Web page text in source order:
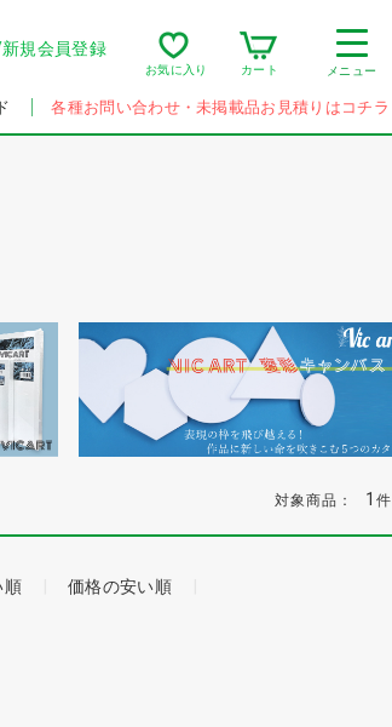
規会員登録
お気に入り カート メニュー
各種お問い合わせ・未掲載品お見積りはコチラ
対象商品： 1 件
順 価格の安い順